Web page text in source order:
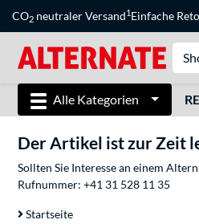
CO2 neutraler Versand1Einfache
Alle Kategorien
Der Artikel ist zur Zeit
Sollten Sie Interesse an einem
Rufnummer: +41 31 528 11 35
Startseite